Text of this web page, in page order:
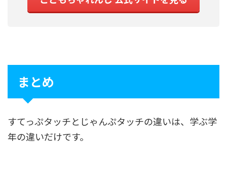
まとめ
すてっぷタッチとじゃんぷタッチの違いは、学ぶ学
年の違いだけです。